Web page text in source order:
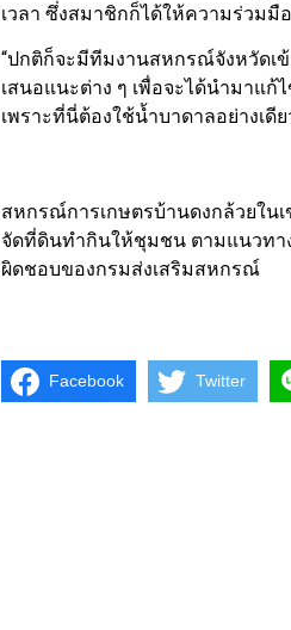
เวลา ซึ่งสมาชิกก็ได้ให้ความร่วมมื
“ปกติก็จะมีทีมงานสหกรณ์จังหวัดเ
เสนอแนะต่าง ๆ เพื่อจะได้นำมาแ
เพราะที่นี่ต้องใช้น้ำบาดาลอย่างเ
สหกรณ์การเกษตรบ้านดงกล้วยใน
จัดที่ดินทำกินให้ชุมชน ตามแนวท
ผิดชอบของกรมส่งเสริมสหกรณ์
Facebook Twitter